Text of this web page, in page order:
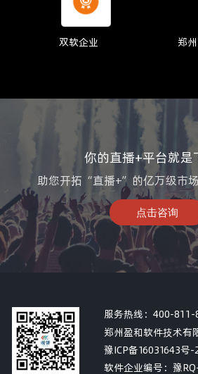
双软企业 郑
你的直播+平台就是
助您开拓“直播+”的亿万级市
点击咨询
服务热线： 400-811-
郑州盈和软件技术有
豫ICP备16031643号-
软件企业编号：豫